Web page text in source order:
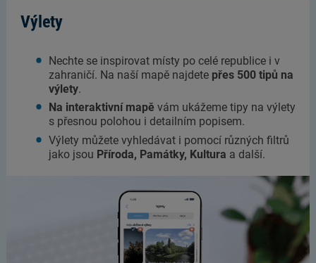
Výlety
Nechte se inspirovat místy po celé republice i v
zahraničí. Na naší mapě najdete přes 500 tipů na
výlety.
Na interaktivní mapě vám ukážeme tipy na výlety
s přesnou polohou i detailním popisem.
Výlety můžete vyhledávat i pomocí různých filtrů
jako jsou Příroda, Památky, Kultura a další.